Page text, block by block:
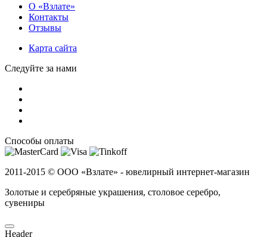
О «Взлате»
Контакты
Отзывы
Карта сайта
Следуйте за нами
Способы оплаты
2011-2015 © ООО «Взлате» - ювелирный интернет-магазин
Золотые и серебряные украшения, столовое серебро,
сувениры
Header